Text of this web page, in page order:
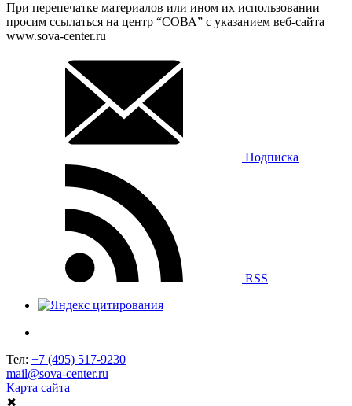
При перепечатке материалов или ином их использовании
просим ссылаться на центр “СОВА” с указанием веб-сайта
www.sova-center.ru
Подписка
RSS
Тел: +7 (495) 517-9230
mail@sova-center.ru
Карта сайта
✖